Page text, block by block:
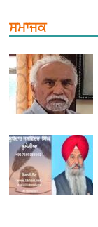
ਸਮਾਜਕ